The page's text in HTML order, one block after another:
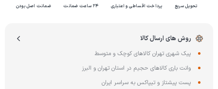
تحویل سریع پرداخت اقساطی و اعتباری ۲۴ ساعت ضمانت ضمانت اصل بودن
روش های ارسال کالا
پیک شهری تهران کالاهای کوچک و متوسط
وانت باری کالاهای حجیم در استان تهران و البرز
پست پیشتاز و تیپاکس به سراسر ایران